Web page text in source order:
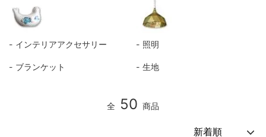
インテリアアクセサリー 照明
ブランケット 生地
全 50 商品